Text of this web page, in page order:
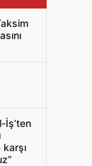
İş’ten
karşı